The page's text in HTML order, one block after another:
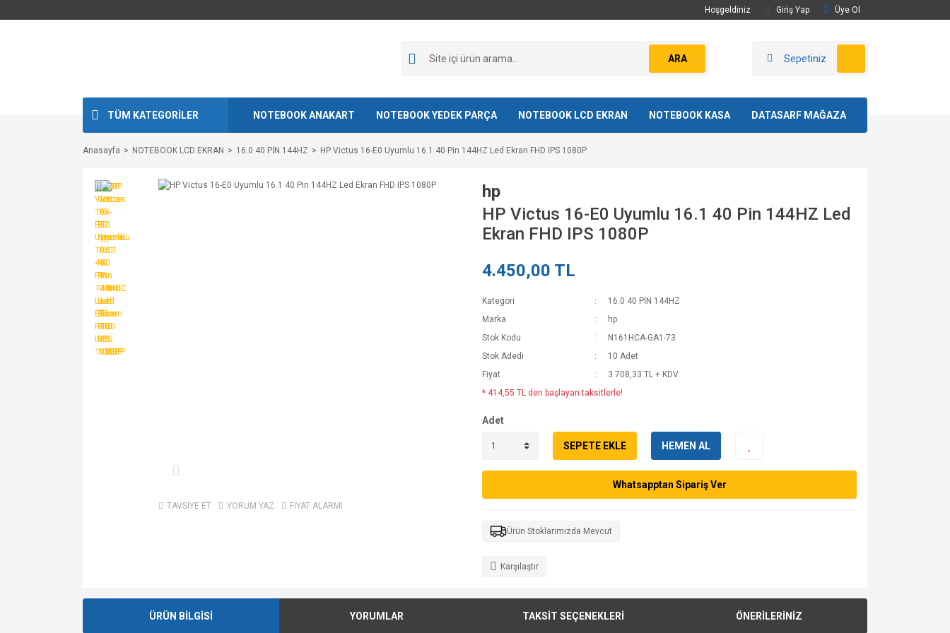
Hoşgeldiniz Giriş Yap Üye Ol
ARA Sepetiniz
TÜM KATEGORİLER NOTEBOOK ANAKART NOTEBOOK YEDEK PARÇA NOTEBOOK LCD EKRAN NOTEBOOK KASA DATASARF MAĞAZA
Anasayfa NOTEBOOK LCD EKRAN 16.0 40 PİN 144HZ HP Victus 16-E0 Uyumlu 16.1 40 Pin 144HZ Led Ekran FHD IPS 1080P
TAVSİYE ET YORUM YAZ FİYAT ALARMI
hp
HP Victus 16-E0 Uyumlu 16.1 40 Pin 144HZ Led
Ekran FHD IPS 1080P
4.450,00 TL
Kategori
16.0 40 PİN 144HZ
Marka
hp
Stok Kodu
N161HCA-GA1-73
Stok Adedi
10 Adet
Fiyat
3.708,33 TL + KDV
* 414,55 TL den başlayan taksitlerle!
Adet
SEPETE EKLE HEMEN AL
Whatsapptan Sipariş Ver
Ürün Stoklarımızda Mevcut
Karşılaştır
ÜRÜN BİLGİSİ YORUMLAR TAKSİT SEÇENEKLERİ ÖNERİLERİNİZ